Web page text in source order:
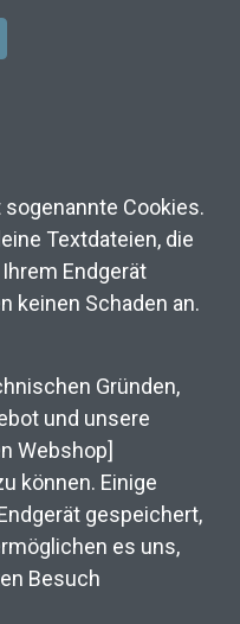
Cookies.
Textdateien, die
Endgerät
keinen Schaden an.
Gründen,
und unsere
Webshop]
können. Einige
gespeichert,
es uns,
Besuch